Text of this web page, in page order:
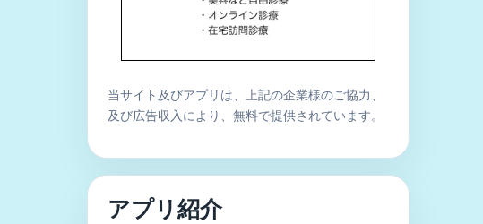
当サイト及びアプリは、上記の企業様のご協力、
及び広告収入により、無料で提供されています。
アプリ紹介